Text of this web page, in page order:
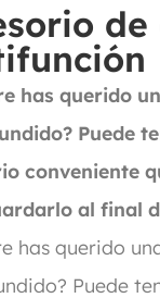
de
has querido
Puede
conveniente
al final
has querido
Puede